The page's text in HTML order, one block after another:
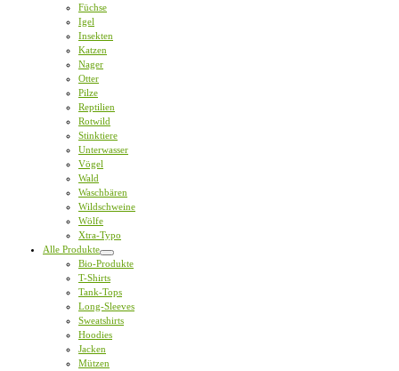
Füchse
Igel
Insekten
Katzen
Nager
Otter
Pilze
Reptilien
Rotwild
Stinktiere
Unterwasser
Vögel
Wald
Waschbären
Wildschweine
Wölfe
Xtra-Typo
Alle Produkte
Bio-Produkte
T-Shirts
Tank-Tops
Long-Sleeves
Sweatshirts
Hoodies
Jacken
Mützen